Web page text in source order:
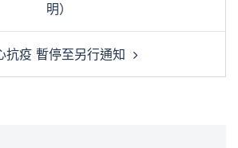
明）
抗疫 暫停至另行通知